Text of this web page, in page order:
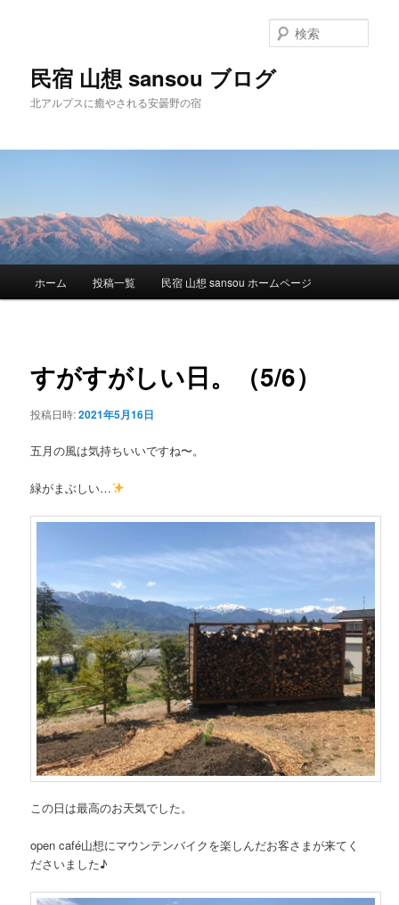
民宿 山想 sansou ブログ
北アルプスに癒やされる安曇野の宿
索
メ
ン
へ
移
動
ホーム 投稿一覧 民宿 山想 sansou ホームページ
すがすがしい日。（5/6）
投稿日時:2021年5月16日
五月の風は気持ちいいですね〜。
緑がまぶしい…
この日は最高のお天気でした。
open café山想にマウンテンバイクを楽しんだお客さまが来てく
ださいました♪